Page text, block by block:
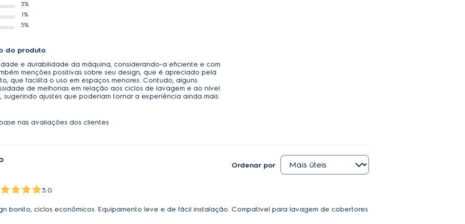
3%
1%
5%
do produto
e durabilidade da máquina, considerando-a eficiente e com
menções positivas sobre seu design, que é apreciado pela
que facilita o uso em espaços menores. Contudo, alguns
de melhorias em relação aos ciclos de lavagem e ao nível
ajustes que poderiam tornar a experiência ainda mais
nas avaliações dos clientes
Ordenar por
5.0
bonito, ciclos econômicos. Equipamento leve e de fácil instalação. Compativel para lavagem de cobertores